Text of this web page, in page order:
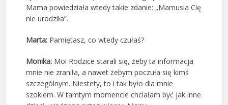
Mama powiedziała wtedy takie zdanie: „Mamusia Cię
nie urodziła”.
Marta: Pamiętasz, co wtedy czułaś?
Monika: Moi Rodzice starali się, żeby ta informacja
mnie nie zraniła, a nawet żebym poczuła się kimś
szczególnym. Niestety, to i tak było dla mnie
szokiem. W tamtym momencie chciałam być jak inne